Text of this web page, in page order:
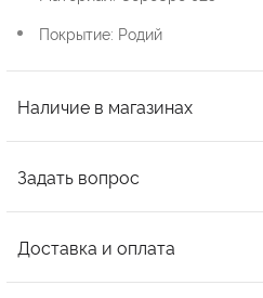
Покрытие: Родий
Наличие в магазинах
Задать вопрос
Доставка и оплата